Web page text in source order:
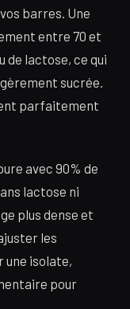
barres. Une
entre 70 et
de lactose, ce qui
sucrée.
parfaitement
avec 90% de
lactose ni
plus dense et
les
une isolate,
pour